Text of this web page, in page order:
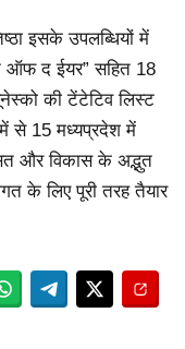
इसके उपलब्धियों में
ऑफ द ईयर” सहित 18
की टेंटेटिव लिस्ट
से 15 मध्यप्रदेश में
और विकास के अद्भुत
के लिए पूरी तरह तैयार